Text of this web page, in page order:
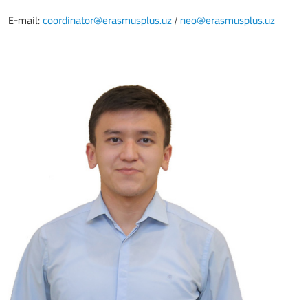
E-mail: coordinator@erasmusplus.uz / neo@erasmusplus.uz